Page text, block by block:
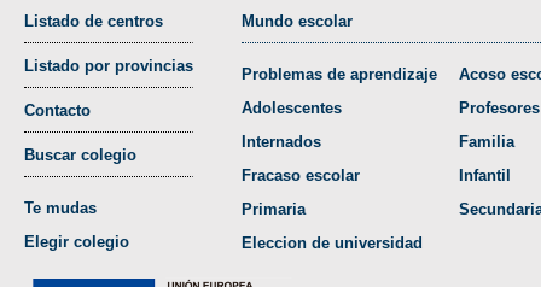
Listado de centros
Listado por provincias
Contacto
Buscar colegio
Te mudas
Elegir colegio
Mundo escolar
Problemas de aprendizaje
Adolescentes
Internados
Fracaso escolar
Primaria
Eleccion de universidad
Acoso
Profesores
Familia
Infantil